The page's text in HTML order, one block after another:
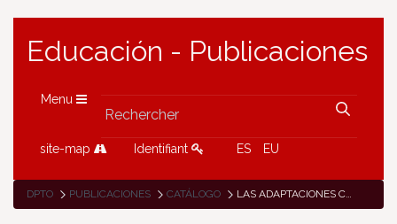
Educación - Publicaciones
Menu
site-map Identifiant ES EU
DPTO PUBLICACIONES CATÁLOGO LAS ADAPTACIONES CURRICULARES EN LA EDUCACIÓN SECUNDARIA OBLIGATORIA